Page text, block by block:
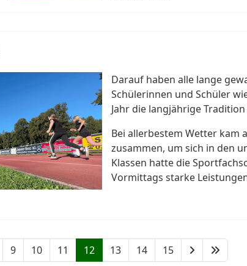
Darauf haben alle lange
Schülerinnen und Schüler
Jahr die langjährige
Bei allerbestem Wetter kam
zusammen, um sich in den
Klassen hatte die
Vormittags starke
9 10 11 12 13 14 15